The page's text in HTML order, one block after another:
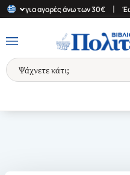
για αγορές άνω των 30€